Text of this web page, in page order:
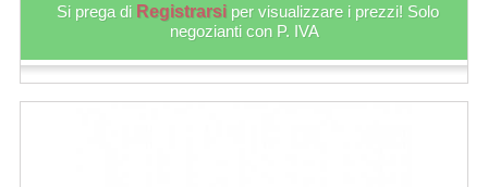
Si prega di Registrarsi per visualizzare i prezzi! Solo
negozianti con P. IVA